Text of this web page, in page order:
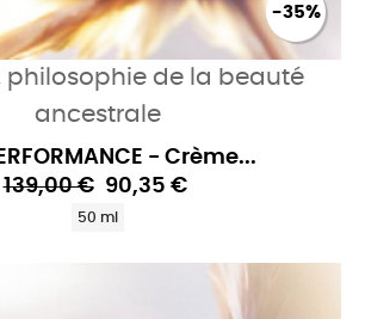
-35%
philosophie de la beauté
ancestrale
- Crème...
139,00 € 90,35 €
50 ml